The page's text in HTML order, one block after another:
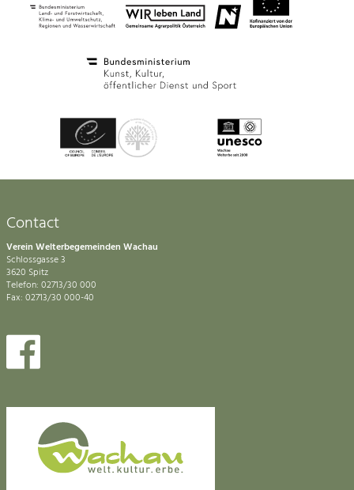
Contact
Verein Welterbegemeinden Wachau
Schlossgasse 3
3620 Spitz
Telefon: 02713/30 000
Fax: 02713/30 000-40